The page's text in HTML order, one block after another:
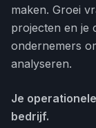
maken. Groei
projecten en je
ondernemers
analyseren.
Je
bedrijf.